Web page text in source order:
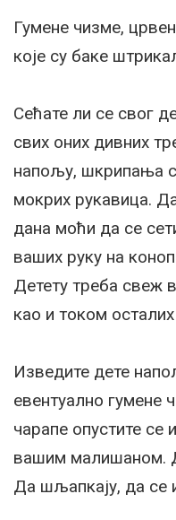
Гумене чизме,
које су баке
Сећате ли се свог
свих оних дивних
напољу, шкрипања
мокрих рукавица.
дана моћи да се
ваших руку на
Детету треба свеж
као и током
Изведите дете
евентуално гумене
чарапе опустите се
вашим малишаном.
Да шљапкају, да се